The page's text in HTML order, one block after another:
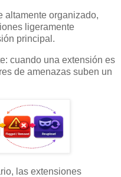
altamente organizado,
ligeramente
principal.
cuando una extensión es
de amenazas suben un
las extensiones